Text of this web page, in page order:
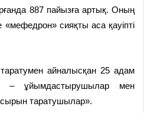
887 пайызға артық. Оның
сияқты аса қауіпті
тарату­мен айналысқан 25 адам
– ұйымдастырушылар мен
та­ра­тушылар».